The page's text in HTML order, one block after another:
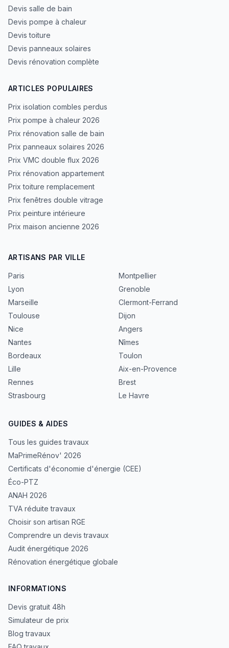
Devis salle de bain
Devis pompe à chaleur
Devis toiture
Devis panneaux solaires
Devis rénovation complète
ARTICLES POPULAIRES
Prix isolation combles perdus
Prix pompe à chaleur 2026
Prix rénovation salle de bain
Prix panneaux solaires 2026
Prix VMC double flux 2026
Prix rénovation appartement
Prix toiture remplacement
Prix fenêtres double vitrage
Prix peinture intérieure
Prix maison ancienne 2026
ARTISANS PAR VILLE
Paris
Lyon
Marseille
Toulouse
Nice
Nantes
Bordeaux
Lille
Rennes
Strasbourg
Montpellier
Grenoble
Clermont-Ferrand
Dijon
Angers
Nîmes
Toulon
Aix-en-Provence
Brest
Le Havre
GUIDES & AIDES
Tous les guides travaux
MaPrimeRénov' 2026
Certificats d'économie d'énergie (CEE)
Éco-PTZ
ANAH 2026
TVA réduite travaux
Choisir son artisan RGE
Comprendre un devis travaux
Audit énergétique 2026
Rénovation énergétique globale
INFORMATIONS
Devis gratuit 48h
Simulateur de prix
Blog travaux